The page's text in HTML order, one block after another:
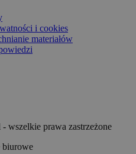
i cookies
materiałów
wszelkie prawa zastrzeżone